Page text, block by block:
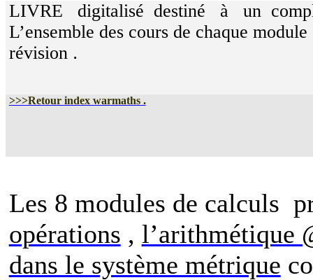
LIVRE digitalisé destiné à un
L’ensemble des cours de chaque module
révision .
>>>Retour index warmaths .
Les 8 modules de calculs
opérations , l’arithmétique
dans le système métrique